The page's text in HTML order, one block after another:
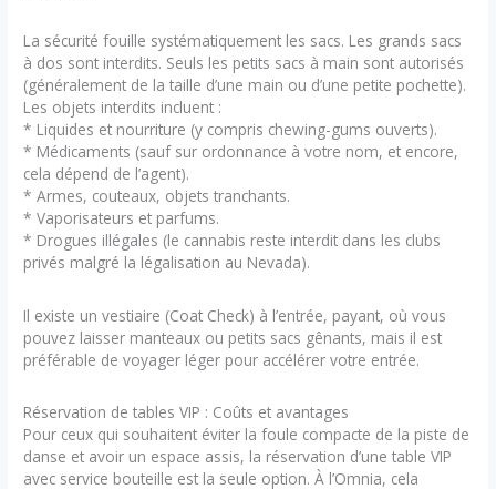
La sécurité fouille systématiquement les sacs. Les grands sacs
à dos sont interdits. Seuls les petits sacs à main sont autorisés
(généralement de la taille d’une main ou d’une petite pochette).
Les objets interdits incluent :
* Liquides et nourriture (y compris chewing-gums ouverts).
* Médicaments (sauf sur ordonnance à votre nom, et encore,
cela dépend de l’agent).
* Armes, couteaux, objets tranchants.
* Vaporisateurs et parfums.
* Drogues illégales (le cannabis reste interdit dans les clubs
privés malgré la légalisation au Nevada).
Il existe un vestiaire (Coat Check) à l’entrée, payant, où vous
pouvez laisser manteaux ou petits sacs gênants, mais il est
préférable de voyager léger pour accélérer votre entrée.
Réservation de tables VIP : Coûts et avantages
Pour ceux qui souhaitent éviter la foule compacte de la piste de
danse et avoir un espace assis, la réservation d’une table VIP
avec service bouteille est la seule option. À l’Omnia, cela